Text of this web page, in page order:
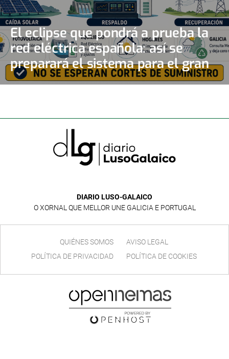
El eclipse que pondrá a prueba la
red eléctrica española: así se
preparará el sistema para el gran
apagón solar
DIARIO LUSO-GALAICO
O XORNAL QUE MELLOR UNE GALICIA E PORTUGAL
QUIÉNES SOMOS
AVISO LEGAL
POLÍTICA DE PRIVACIDAD
POLÍTICA DE COOKIES